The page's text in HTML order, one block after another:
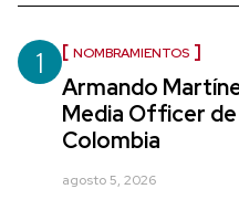
1 NOMBRAMIENTOS
Armando
Media Officer de
Colombia
agosto 5, 2026